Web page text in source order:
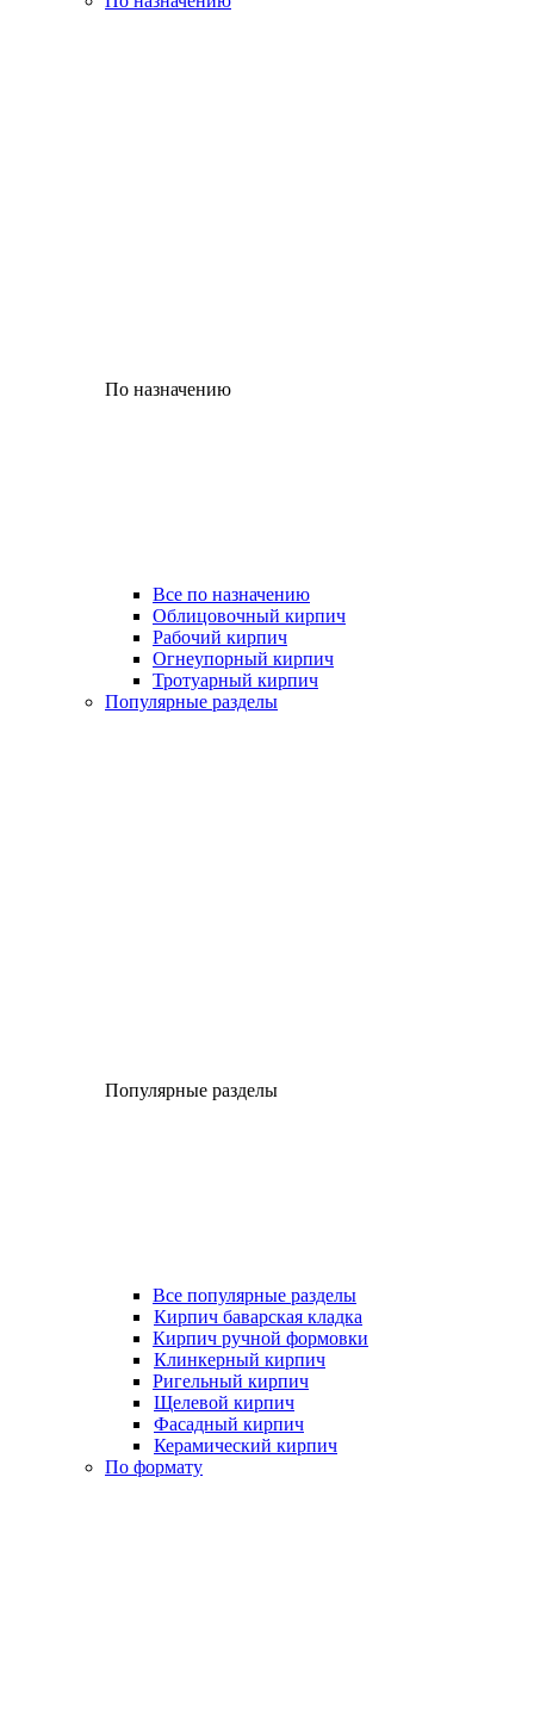
По назначению
Все по назначению
Облицовочный кирпич
Рабочий кирпич
Огнеупорный кирпич
Тротуарный кирпич
Популярные разделы
Популярные разделы
Все популярные разделы
Кирпич баварская кладка
Кирпич ручной формовки
Клинкерный кирпич
Ригельный кирпич
Щелевой кирпич
Фасадный кирпич
Керамический кирпич
По формату